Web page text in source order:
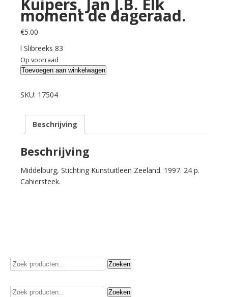
Kuipers, Jan J.B. Elk
moment de dageraad.
€5.00
l Slibreeks 83
Op voorraad
Kuipers,
J.B.
moment
aantal
Toevoegen aan winkelwagen
SKU: 17504
Beschrijving
Beschrijving
Middelburg, Stichting Kunstuitleen Zeeland. 1997. 24 p.
Cahiersteek.
Zoeken
naar:
Zoeken
Zoeken Zoeken